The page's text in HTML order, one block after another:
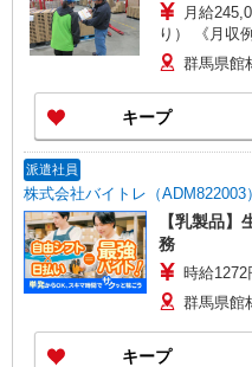
月給
り） 《月収例（日勤月30ｈ残業の場合）》
245,000円＋
通費(規定あ
群馬県館
キープ
派遣社員
株式会社バイトレ（ADM822003）
【乳製品
務
時給1272
群馬県館
キープ